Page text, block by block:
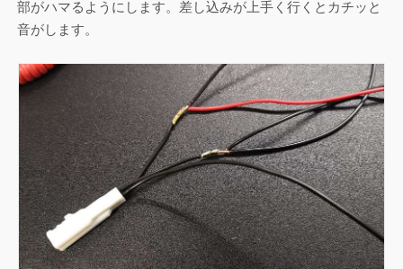
部がハマるようにします。差し込みが上手く行くとカチッと
音がします。